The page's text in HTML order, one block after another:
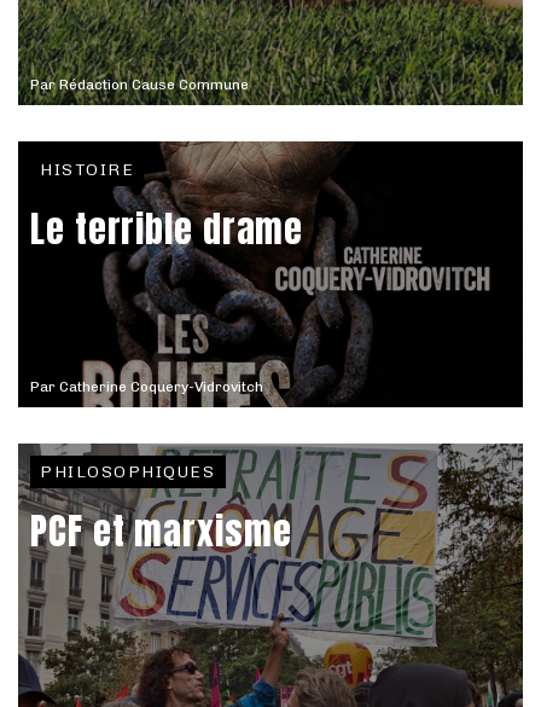
ParRédaction Cause Commune
Par Catherine Coquery-Vidrovitch
HISTOIRE
Le terrible drame
PHILOSOPHIQUES
PCF et marxisme